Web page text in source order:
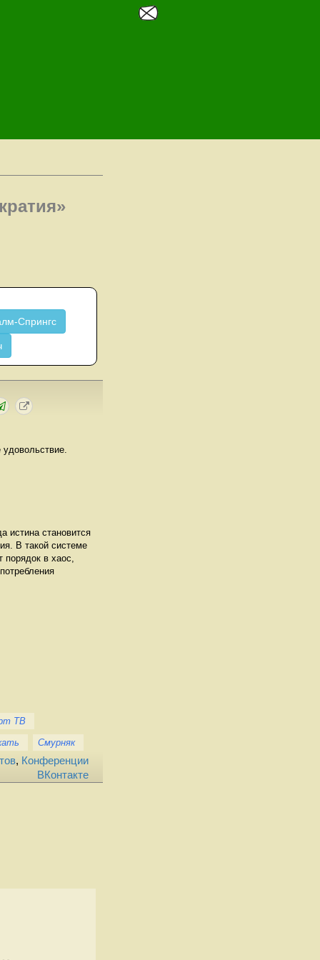
Спрингс
истина становится
В такой системе
в хаос,
ТВ
Смурняк
, Конференции
ВКонтакте